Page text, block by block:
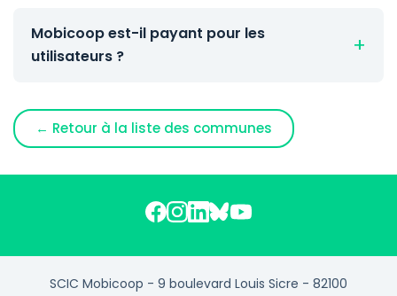
Mobicoop est-il payant pour les
utilisateurs ?
← Retour à la liste des communes
SCIC Mobicoop - 9 boulevard Louis Sicre - 82100